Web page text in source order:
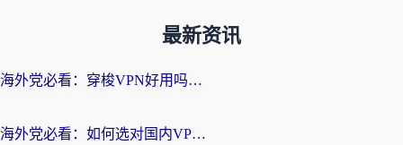
最新资讯
海外党必看：穿梭VPN好用吗？和云帆VPN对比哪个回国效果更好？附真实测评+避坑指南
海外党必看：如何选对国内VPN，实现无缝访问国内资源？